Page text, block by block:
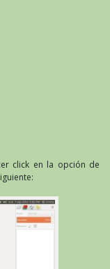
click en la opción de